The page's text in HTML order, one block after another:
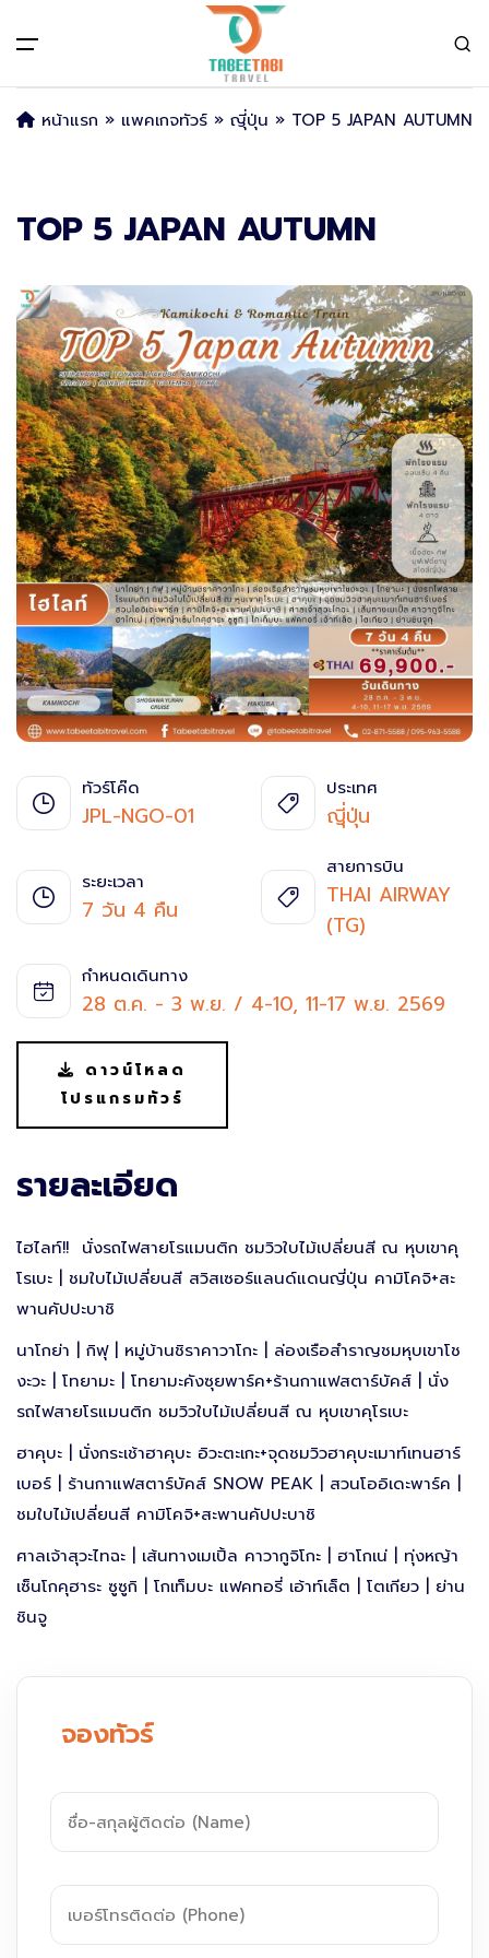
All filters
Main Menu
ยุโรป
จีน
เวียดนาม
รัสเซีย
ตุรกี
ไต้หวัน
พม่า
ตะวันออกกลาง
สิงคโปร์
ไทย
เกาหลี
กรุ๊ปศึกษาดูงาน
กรุ๊ปประชุมสัมมนา
กรุ๊ปครอบครัว
กรุ๊ปท่องเที่ยวประจำปี
กรุ๊ปส่งเสริมการขาย
แพคเกจทัวร์
โรงแรมที่พัก
ตั๋วรถไฟ JR Pass
บริการอื่นๆ
เกี่ยวกับเรา
ติดต่อเรา
หน้าแรก » แพคเกจทัวร์ » ญีุ่ปุ่น » TOP 5 JAPAN AUTUMN
TOP 5 JAPAN AUTUMN
ทัวร์โค๊ด
JPL-NGO-01
ประเทศ
ญีุ่ปุ่น
ระยะเวลา
7 วัน 4 คืน
สายการบิน
THAI AIRWAY
(TG)
กำหนดเดินทาง
28 ต.ค. - 3 พ.ย. / 4-10, 11-17 พ.ย. 2569
ดาวน์โหลด
โปรแกรมทัวร์
รายละเอียด
ไฮไลท์!! นั่งรถไฟสายโรแมนติก ชมวิวใบไม้เปลี่ยนสี ณ หุบเขาคุ
โรเบะ | ชมใบไม้เปลี่ยนสี สวิสเซอร์แลนด์แดนญี่ปุ่น คามิโคจิ+สะ
พานคัปปะบาชิ
นาโกย่า | กิฟุ | หมู่บ้านชิราคาวาโกะ | ล่องเรือสำราญชมหุบเขาโช
งะวะ | โทยามะ | โทยามะคังซุยพาร์ค+ร้านกาแฟสตาร์บัคส์ | นั่ง
รถไฟสายโรแมนติก ชมวิวใบไม้เปลี่ยนสี ณ หุบเขาคุโรเบะ
ฮาคุบะ | นั่งกระเช้าฮาคุบะ อิวะตะเกะ+จุดชมวิวฮาคุบะเมาท์เทนฮาร์
เบอร์ | ร้านกาแฟสตาร์บัคส์ SNOW PEAK | สวนโออิเดะพาร์ค |
ชมใบไม้เปลี่ยนสี คามิโคจิ+สะพานคัปปะบาชิ
ศาลเจ้าสุวะไทฉะ | เส้นทางเมเปิ้ล คาวากูจิโกะ | ฮาโกเน่ | ทุ่งหญ้า
เซ็นโกคุฮาระ ซูซูกิ | โกเท็มบะ แฟคทอรี่ เอ้าท์เล็ต | โตเกียว | ย่าน
ชินจู
จองทัวร์